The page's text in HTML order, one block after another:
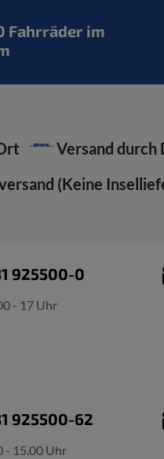
Fahrräder im
Versand durch
(Keine
925500-0
- 17 Uhr
925500-62
- 15.00 Uhr